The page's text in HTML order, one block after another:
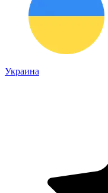
Украина